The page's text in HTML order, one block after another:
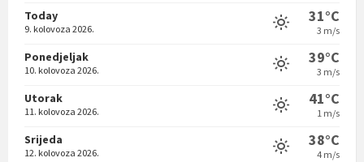
Today
9. kolovoza 2026.
31°C
3 m/s
Ponedjeljak
10. kolovoza 2026.
39°C
3 m/s
Utorak
11. kolovoza 2026.
41°C
1 m/s
Srijeda
12. kolovoza 2026.
38°C
4 m/s